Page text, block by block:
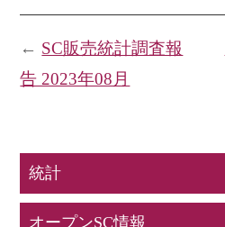
← SC販売統計調査報
告 2023年08月
統計
オープンSC情報